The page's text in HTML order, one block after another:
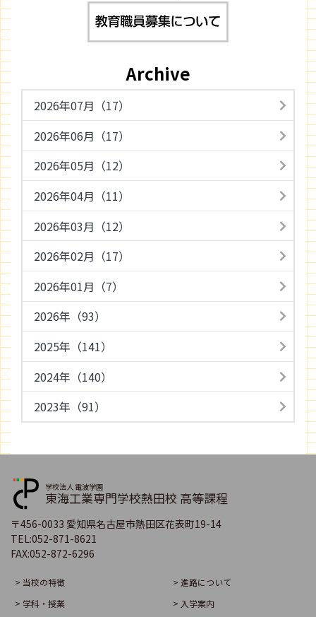
Archive
2026年07月（17）
2026年06月（17）
2026年05月（12）
2026年04月（11）
2026年03月（12）
2026年02月（17）
2026年01月（7）
2026年（93）
2025年（141）
2024年（140）
2023年（91）
学校法人 電波学園
東海工業専門学校熱田校 高等課程
〒456-0033 愛知県名古屋市熱田区花表町19-14
TEL:052-871-8621
FAX:052-872-6296
> 当校の特徴
> 学科・授業
> 進路について
> 入学案内